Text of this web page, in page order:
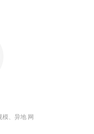
、异地 网